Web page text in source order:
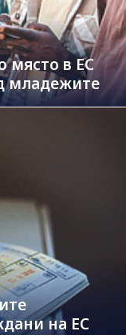
място в ЕС
младежите
на ЕС